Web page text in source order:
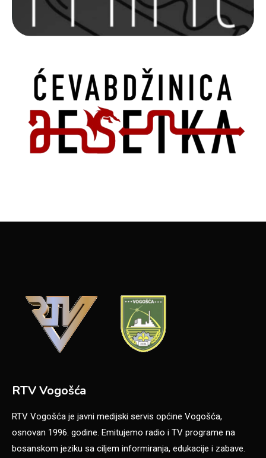
RTV Vogošća
RTV Vogošća je javni medijski servis općine Vogošća,
osnovan 1996. godine. Emitujemo radio i TV programe na
bosanskom jeziku sa ciljem informiranja, edukacije i zabave.